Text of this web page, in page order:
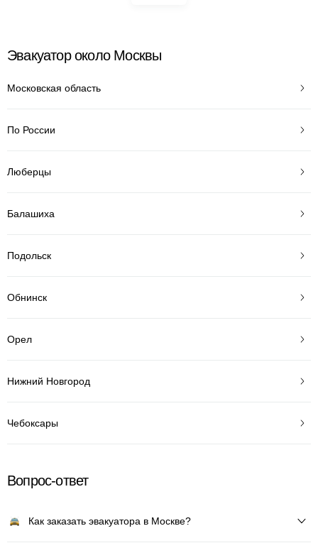
Эвакуатор около Москвы
Московская область
По России
Люберцы
Балашиха
Подольск
Обнинск
Орел
Нижний Новгород
Чебоксары
Вопрос-ответ
Как заказать эвакуатора в Москве?